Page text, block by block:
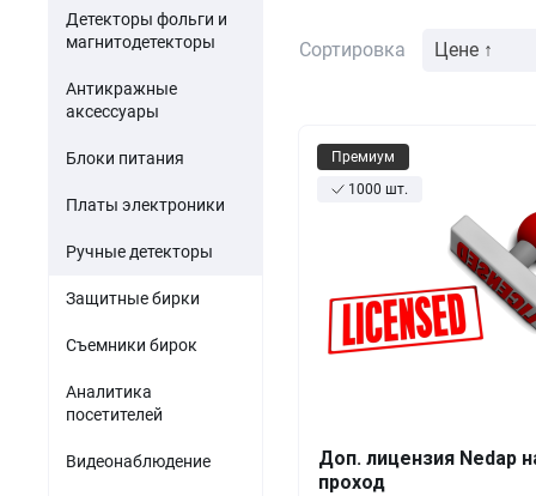
Одежда и обувь
Мини-ПК
Электронные компоненты
Б/У товары
ПО для торговли
Детекторы фольги и
магнитодетекторы
Антикражные
аксессуары
Блоки питания
Платы электроники
Ручные детекторы
Защитные бирки
Съемники бирок
Аналитика
посетителей
Видеонаблюдение
Сортировка Цене ↑
Премиум
1000 шт.
Доп. лицензия Nedap
проход
Кол-во